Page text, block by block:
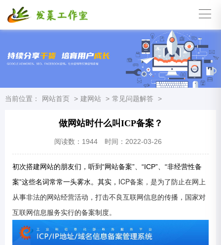
当前位置： 网站首页 > 建网站 > 常见问题解答 >
做网站时什么叫ICP备案？
阅读数： 1944 时间：2022-03-26
初次搭建网站的朋友们，听到“网站备案”、“ICP”、“非经营性备
案”这些名词常常一头雾水。其实， ICP备案，是为了防止在网上
从事非法的网站经营活动，打击不良互联网信息的传播，国家对
互联网信息服务实行的备案制度。